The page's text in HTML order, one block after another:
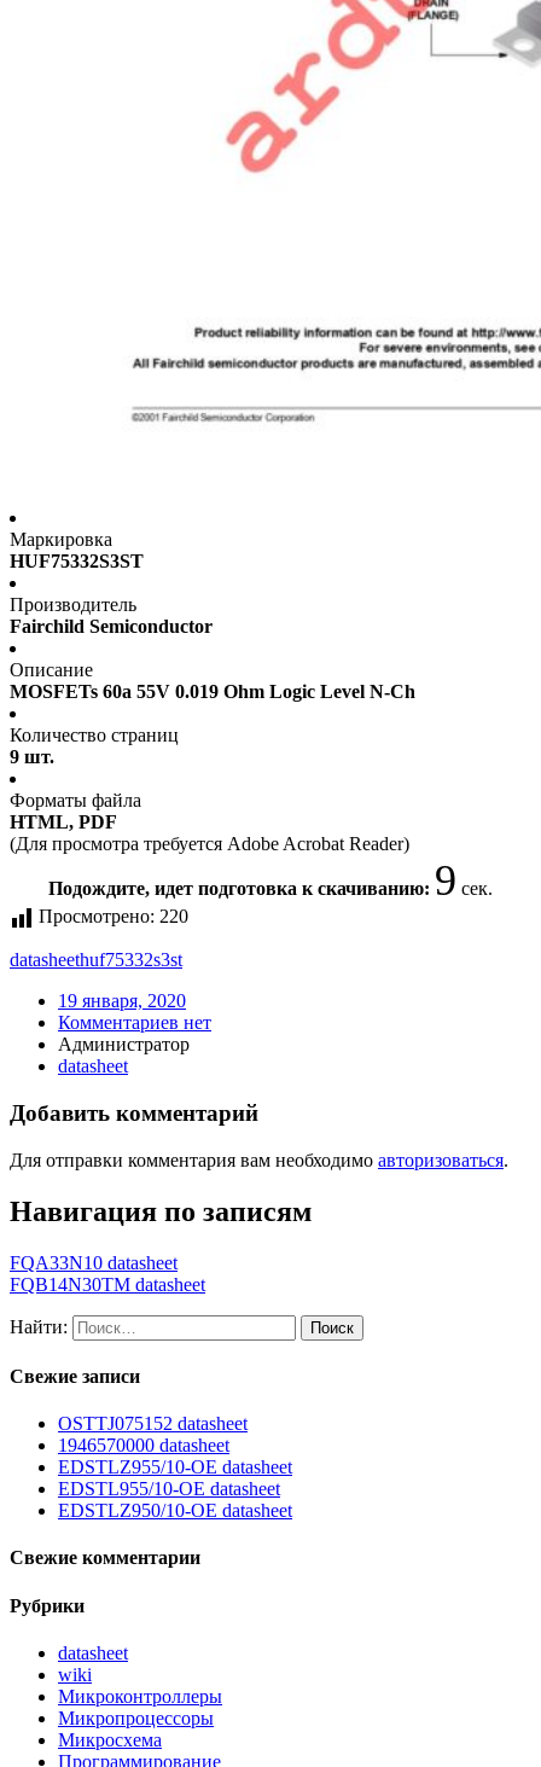
Маркировка
HUF75332S3ST
Производитель
Fairchild Semiconductor
Описание
MOSFETs 60a 55V 0.019 Ohm Logic Level N-Ch
Количество страниц
9 шт.
Форматы файла
HTML, PDF
(Для просмотра требуется Adobe Acrobat Reader)
Подождите, идет подготовка к скачиванию: 9 сек.
Просмотрено: 220
datasheethuf75332s3st
19 января, 2020
Комментариев нет
Администратор
datasheet
Добавить комментарий
Для отправки комментария вам необходимо авторизоваться.
Навигация по записям
FQA33N10 datasheet
FQB14N30TM datasheet
Найти:
Свежие записи
OSTTJ075152 datasheet
1946570000 datasheet
EDSTLZ955/10-OE datasheet
EDSTL955/10-OE datasheet
EDSTLZ950/10-OE datasheet
Свежие комментарии
Рубрики
datasheet
wiki
Микроконтроллеры
Микропроцессоры
Микросхема
Программирование